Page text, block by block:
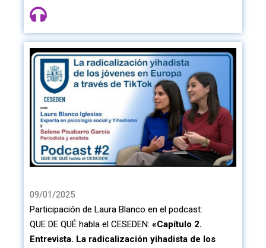
09/01/2025
Participación de Laura Blanco en el podcast:
QUE DE QUÉ habla el CESEDEN: «Capítulo 2.
Entrevista. La radicalización yihadista de los